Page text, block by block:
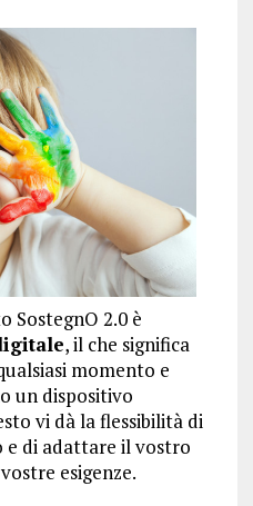
SostegnO 2.0 è
, il che significa
momento e
un dispositivo
vi dà la flessibilità di
di adattare il vostro
esigenze.